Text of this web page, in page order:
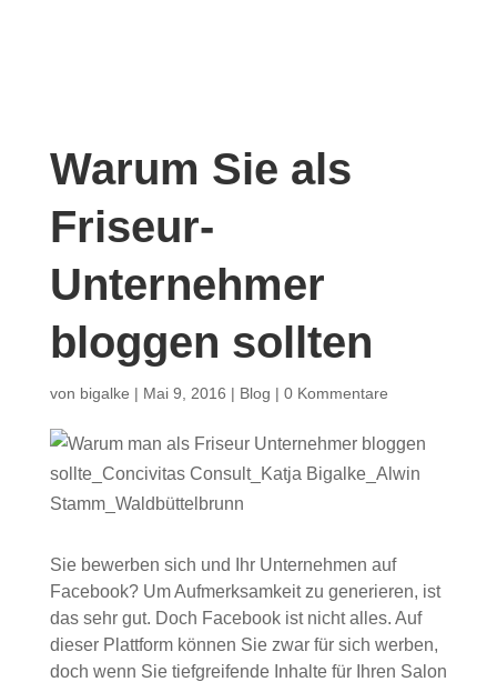
Warum Sie als
Friseur-
Unternehmer
bloggen sollten
von bigalke | Mai 9, 2016 | Blog | 0 Kommentare
Sie bewerben sich und Ihr Unternehmen auf
Facebook? Um Aufmerksamkeit zu generieren, ist
das sehr gut. Doch Facebook ist nicht alles. Auf
dieser Plattform können Sie zwar für sich werben,
doch wenn Sie tiefgreifende Inhalte für Ihren Salon